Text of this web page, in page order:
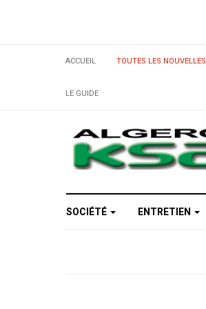
ACCUEIL TOUTES LES NOUVELLES
LE GUIDE
SOCIÉTÉ ENTRETIEN